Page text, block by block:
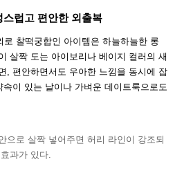
럽고 편안한 외출복
로 찰떡궁합인 아이템은 하늘하늘한 롱
살짝 도는 아이보리나 베이지 컬러의 새
, 편안하면서도 우아한 느낌을 동시에 잡
이 있는 날이나 가벼운 데이트룩으로도
으로 살짝 넣어주면 허리 라인이 강조되
과가 있다.